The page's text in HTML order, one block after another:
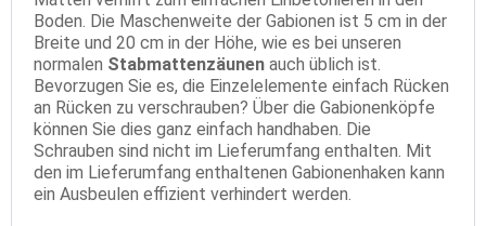
Boden. Die Maschenweite der Gabionen ist 5 cm in der
Breite und 20 cm in der Höhe, wie es bei unseren
normalen Stabmattenzäunen auch üblich ist.
Bevorzugen Sie es, die Einzelelemente einfach Rücken
an Rücken zu verschrauben? Über die Gabionenköpfe
können Sie dies ganz einfach handhaben. Die
Schrauben sind nicht im Lieferumfang enthalten. Mit
den im Lieferumfang enthaltenen Gabionenhaken kann
ein Ausbeulen effizient verhindert werden.